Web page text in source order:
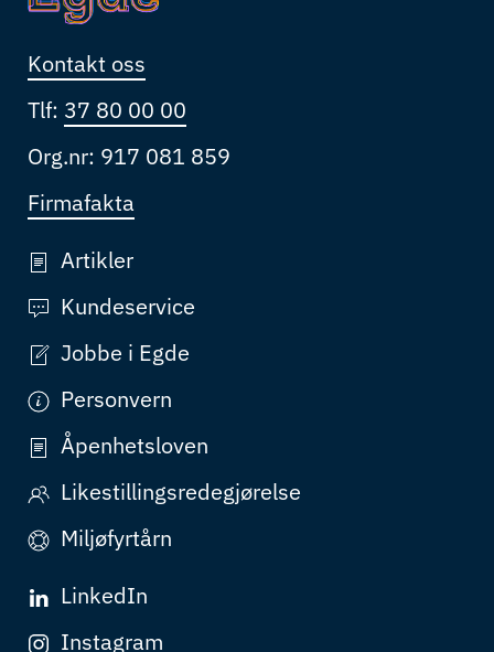
Kontakt oss
Tlf: 37 80 00 00
Org.nr: 917 081 859
Firmafakta
Artikler
Kundeservice
Jobbe i Egde
Personvern
Åpenhetsloven
Likestillingsredegjørelse
Miljøfyrtårn
LinkedIn
Instagram